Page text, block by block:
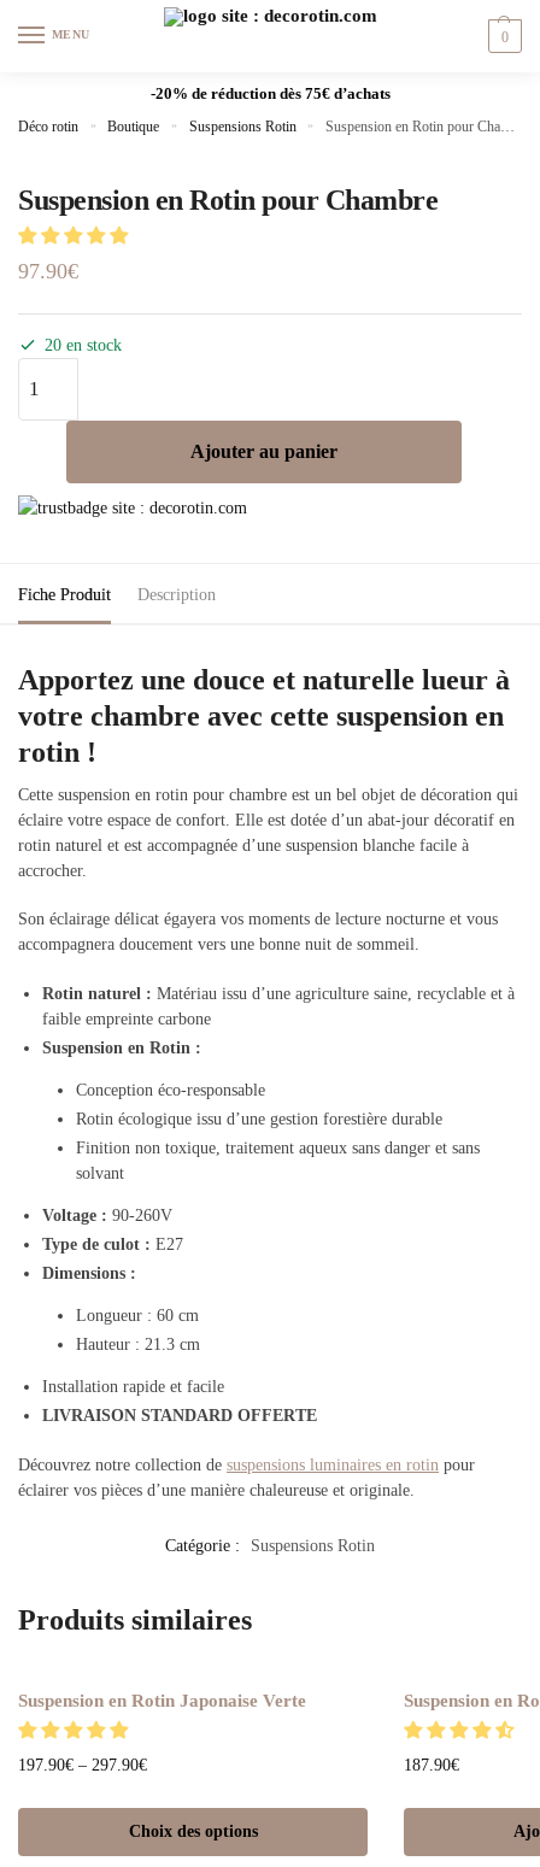
MENU 0
-20% de réduction dès 75€ d’achats
Déco rotin » Boutique » Suspensions Rotin » Suspension en Rotin pour Chambre
Suspension en Rotin pour Chambre
97.90€
20 en stock
Ajouter au panier
Fiche Produit Description
Apportez une douce et naturelle lueur à
votre chambre avec cette suspension en
rotin !
Cette suspension en rotin pour chambre est un bel objet de décoration qui
éclaire votre espace de confort. Elle est dotée d’un abat-jour décoratif en
rotin naturel et est accompagnée d’une suspension blanche facile à
accrocher.
Son éclairage délicat égayera vos moments de lecture nocturne et vous
accompagnera doucement vers une bonne nuit de sommeil.
Rotin naturel : Matériau issu d’une agriculture saine, recyclable et à
faible empreinte carbone
Suspension en Rotin :
Conception éco-responsable
Rotin écologique issu d’une gestion forestière durable
Finition non toxique, traitement aqueux sans danger et sans
solvant
Voltage : 90-260V
Type de culot : E27
Dimensions :
Longueur : 60 cm
Hauteur : 21.3 cm
Installation rapide et facile
LIVRAISON STANDARD OFFERTE
Découvrez notre collection de suspensions luminaires en rotin pour
éclairer vos pièces d’une manière chaleureuse et originale.
Catégorie : Suspensions Rotin
Produits similaires
Suspension en Rotin Japonaise Verte
197.90€ – 297.90€
Choix des options
Suspension en
187.90€